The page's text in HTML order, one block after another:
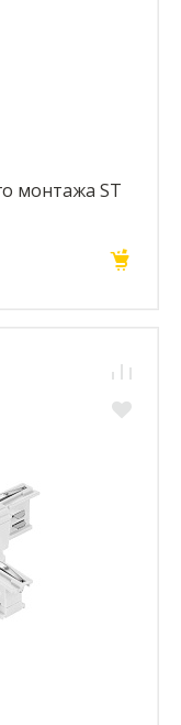
монтажа ST